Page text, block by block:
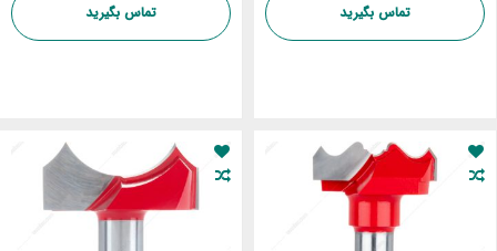
تماس بگیرید تماس بگیرید